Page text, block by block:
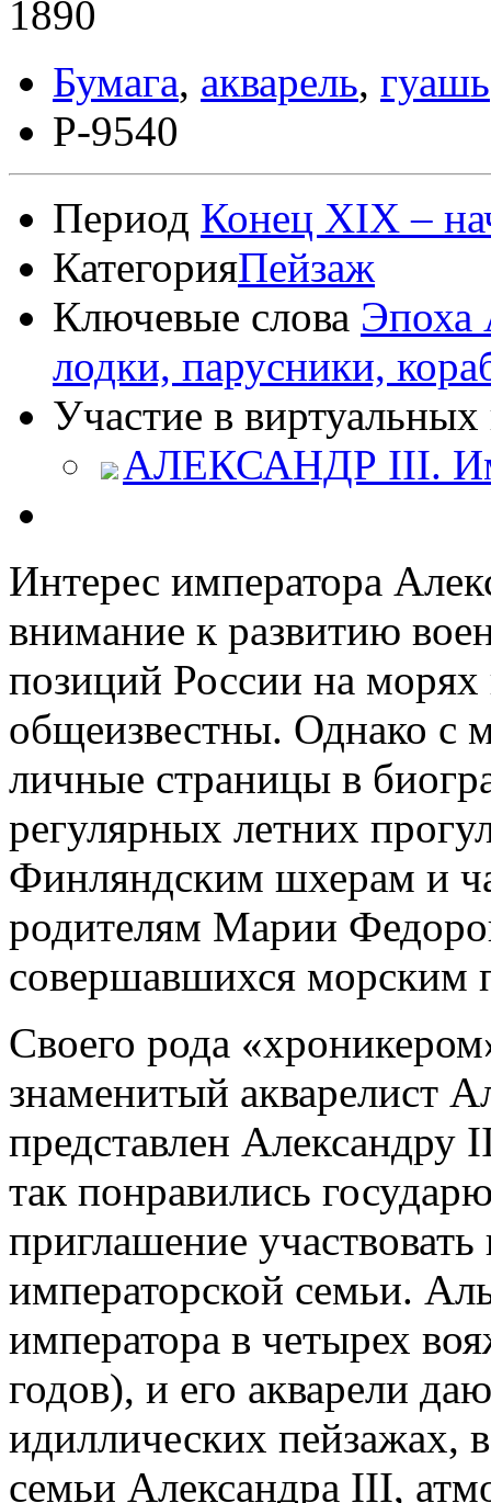
1890
Бумага, акварель, гуашь
Р-9540
Период Конец XIX –
КатегорияПейзаж
Ключевые слова Эпоха
лодки, парусники,
Участие в
АЛЕКСАНДР III.
Интерес императора
внимание к развитию
позиций России на
общеизвестны. Однако с
личные страницы в
регулярных летних
Финляндским шхерам и
родителям Марии
совершавшихся морским
Своего рода
знаменитый акварелист
представлен Александру
так понравились
приглашение
императорской семьи.
императора в четырех
годов), и его акварели
идиллических пейзажах,
семьи Александра III,